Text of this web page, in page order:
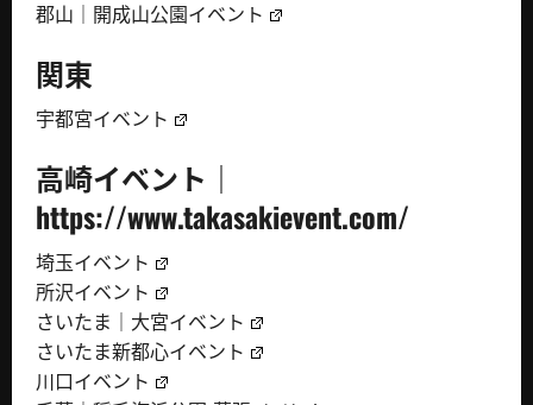
郡山｜開成山公園イベント
関東
宇都宮イベント
高崎イベント｜
https://www.takasakievent.com/
埼玉イベント
所沢イベント
さいたま｜大宮イベント
さいたま新都心イベント
川口イベント